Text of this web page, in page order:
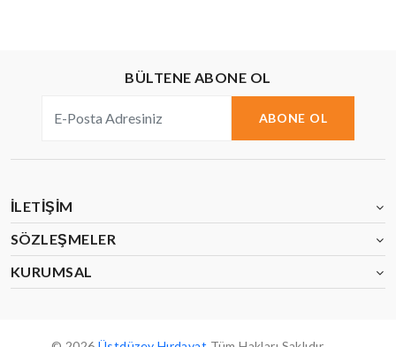
BÜLTENE ABONE OL
ABONE OL
İLETIŞIM
SÖZLEŞMELER
KURUMSAL